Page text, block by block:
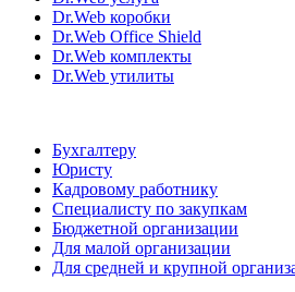
Dr.Web коробки
Dr.Web Office Shield
Dr.Web комплекты
Dr.Web утилиты
Бухгалтеру
Юристу
Кадровому работнику
Специалисту по закупкам
Бюджетной организации
Для малой организации
Для средней и крупной